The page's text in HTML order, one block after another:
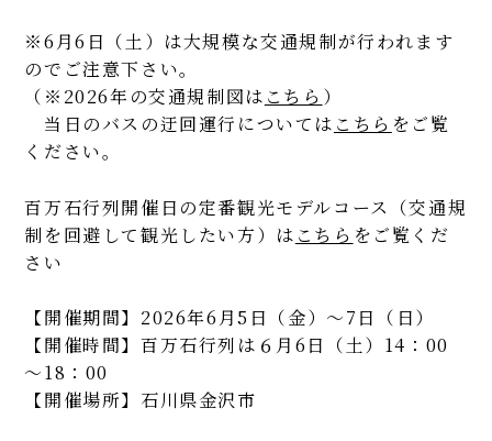
※6月6日（土）は大規模な交通規制が行われます
のでご注意下さい。
（※2026年の交通規制図は こちら ）
当日のバスの迂回運行については こちら をご覧
ください。
百万石行列開催日の定番観光モデルコース（交通規
制を回避して観光したい方）は こちら をご覧くだ
さい
【開催期間】2026年6月5日（金）～7日（日）
【開催時間】百万石行列は６月6日（土）14：00
～18：00
【開催場所】石川県金沢市